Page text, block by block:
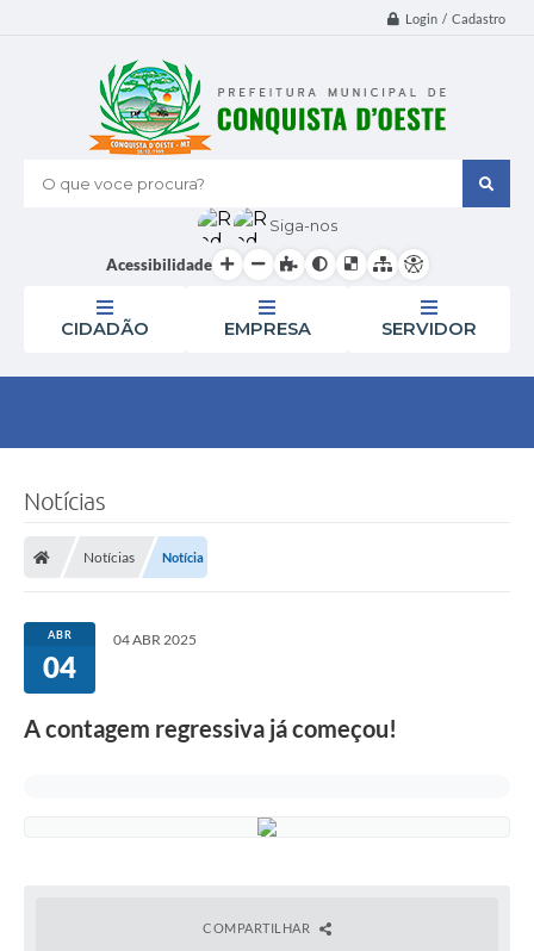
Login / Cadastro
O que voce procura?
Siga-nos
Acessibilidade
CIDADÃO EMPRESA SERVIDOR
Notícias
Notícias Notícia
ABR
04
04 ABR 2025
A contagem regressiva já começou!
COMPARTILHAR